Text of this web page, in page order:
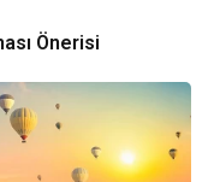
Önerisi